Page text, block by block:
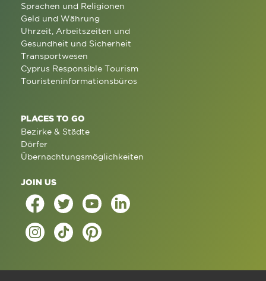
Sprachen und Religionen
Geld und Währung
Uhrzeit, Arbeitszeiten und
Gesundheit und Sicherheit
Transportwesen
Cyprus Responsible Tourism
Touristeninformationsbüros
PLACES TO GO
Bezirke & Städte
Dörfer
Übernachtungsmöglichkeiten
JOIN US